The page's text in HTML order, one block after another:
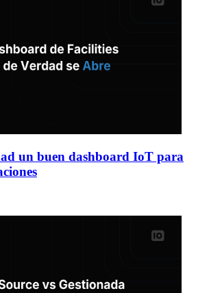
un buen dashboard IoT para